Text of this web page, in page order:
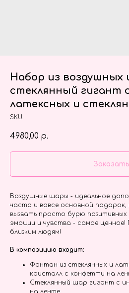
Набор из
стеклянный гигант
латексных и
SKU:
4980,00 р.
Заказать
Воздушные шары - идеальное
часто и вовсе основной
вызвать просто бурю
эмоции и чувства - самое
близким людям!
В композицию входит:
Фонтан из стеклянных и
кристалл с конфетти на
Стеклянный шар гигант с